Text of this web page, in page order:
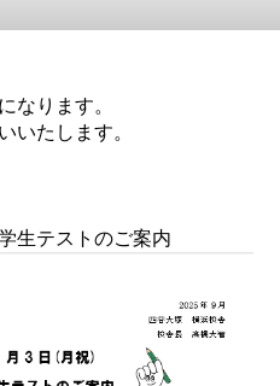
なります。
いたします。
生テストのご案内